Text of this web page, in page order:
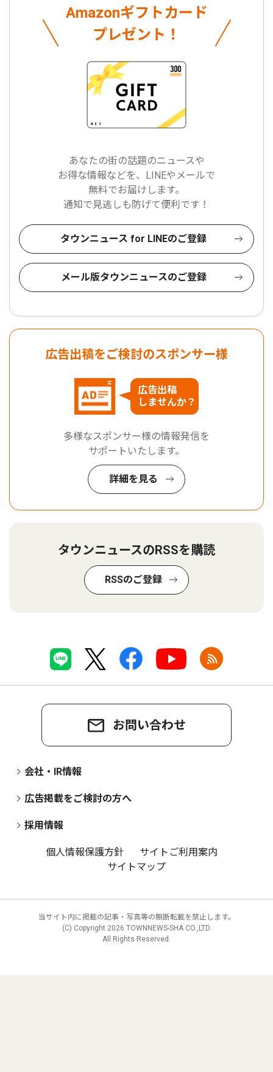
Amazonギフトカード
プレゼント！
あなたの街の話題のニュースや
お得な情報などを、LINEやメールで
無料でお届けします。
通知で見逃しも防げて便利です！
タウンニュース for LINEのご登録
メール版タウンニュースのご登録
広告出稿をご検討のスポンサー様
広告出稿
しませんか？
多様なスポンサー様の情報発信を
サポートいたします。
詳細を見る
タウンニュースのRSSを購読
RSSのご登録
お問い合わせ
会社・IR情報
広告掲載をご検討の方へ
採用情報
個人情報保護方針
サイトご利用案内
サイトマップ
当サイト内に掲載の記事・写真等の無断転載を禁止します。
(C) Copyright 2026 TOWNNEWS-SHA CO.,LTD.
All Rights Reserved.